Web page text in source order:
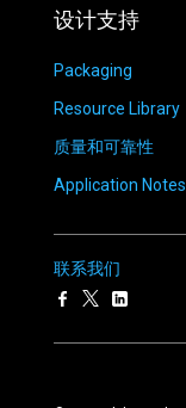
设计支持
Packaging
Resource Library
质量和可靠性
Application Notes
联系我们